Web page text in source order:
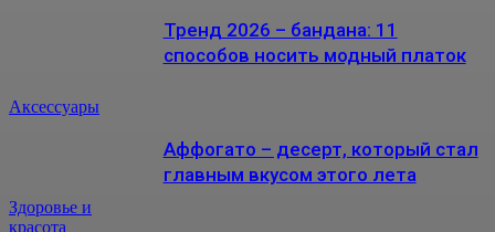
Аксессуары
Тренд 2026 – бандана: 11
способов носить модный платок
Здоровье и
красота
Аффогато – десерт, который стал
главным вкусом этого лета